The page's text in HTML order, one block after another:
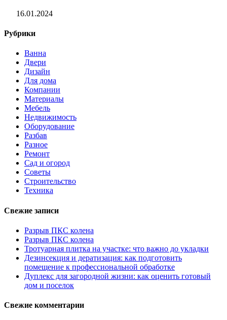
16.01.2024
Рубрики
Ванна
Двери
Дизайн
Для дома
Компании
Материалы
Мебель
Недвижимость
Оборудование
Разбав
Разное
Ремонт
Сад и огород
Советы
Строительство
Техника
Свежие записи
Разрыв ПКС колена
Разрыв ПКС колена
Тротуарная плитка на участке: что важно до укладки
Дезинсекция и дератизация: как подготовить
помещение к профессиональной обработке
Дуплекс для загородной жизни: как оценить готовый
дом и поселок
Свежие комментарии